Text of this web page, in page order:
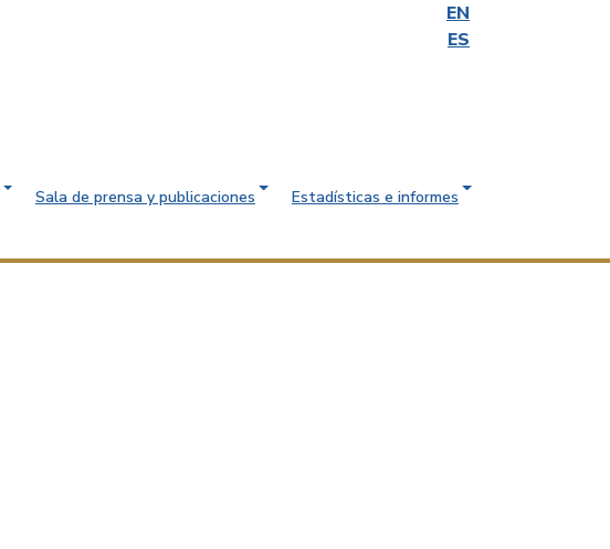
EN
ES
Sala de prensa y publicaciones
Estadísticas e informes